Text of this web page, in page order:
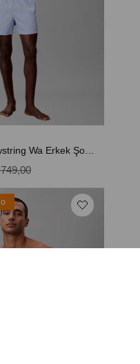
Medium Drawstring Wa Erkek Şort Mayo Gri